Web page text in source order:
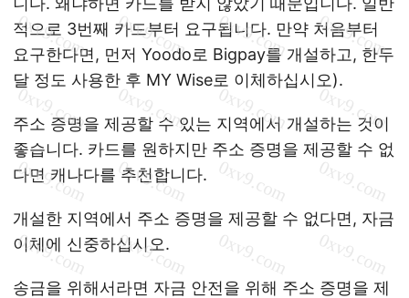
적으로 3번째 카드부터 요구됩니다. 만약 처음부터
요구한다면, 먼저 Yoodo로 Bigpay를 개설하고, 한두
달 정도 사용한 후 MY Wise로 이체하십시오).
주소 증명을 제공할 수 있는 지역에서 개설하는 것이
좋습니다. 카드를 원하지만 주소 증명을 제공할 수 없
다면 캐나다를 추천합니다.
개설한 지역에서 주소 증명을 제공할 수 없다면, 자금
이체에 신중하십시오.
송금을 위해서라면 자금 안전을 위해 주소 증명을 제